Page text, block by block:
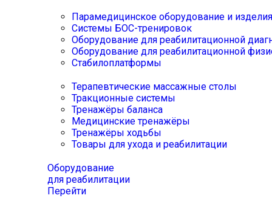
Парамедицинское оборудование и изделия
Системы БОС-тренировок
Оборудование для реабилитационной
Оборудование для реабилитационной
Стабилоплатформы
Терапевтические массажные столы
Тракционные системы
Тренажёры баланса
Медицинские тренажёры
Тренажёры ходьбы
Товары для ухода и реабилитации
Оборудование
для реабилитации
Перейти